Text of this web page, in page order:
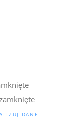
DANE